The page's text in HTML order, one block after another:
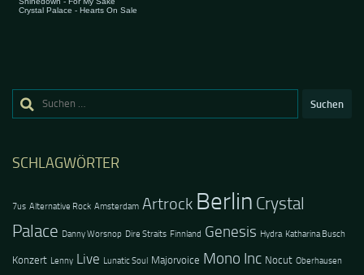
Suchen
SCHLAGWÖRTER
7us Alternative Rock Amsterdam Artrock Berlin Crystal
Palace Danny Worsnop Dire Straits Finnland Genesis Hydra Katharina Busch
Konzert Lenny Live Lunatic Soul Majorvoice Mono Inc Nocut Oberhausen